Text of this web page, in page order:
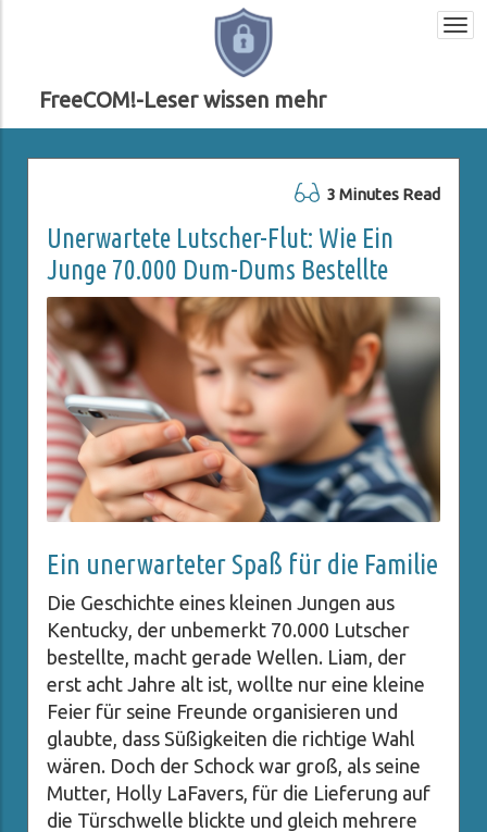
FreeCOM!-Leser wissen mehr
3 Minutes Read
Unerwartete Lutscher-Flut: Wie Ein
Junge 70.000 Dum-Dums Bestellte
Ein unerwarteter Spaß für die Familie
Die Geschichte eines kleinen Jungen aus
Kentucky, der unbemerkt 70.000 Lutscher
bestellte, macht gerade Wellen. Liam, der
erst acht Jahre alt ist, wollte nur eine kleine
Feier für seine Freunde organisieren und
glaubte, dass Süßigkeiten die richtige Wahl
wären. Doch der Schock war groß, als seine
Mutter, Holly LaFavers, für die Lieferung auf
die Türschwelle blickte und gleich mehrere